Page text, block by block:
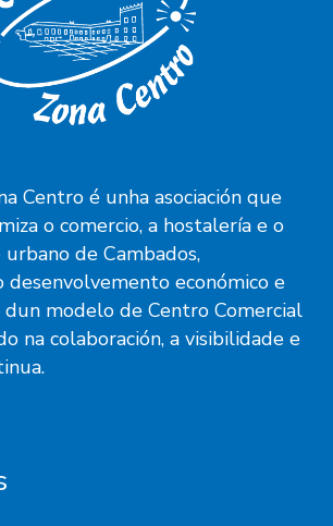
Centro é unha asociación que
o comercio, a hostalería e o
de Cambados,
desenvolvemento económico e
dun modelo de Centro Comercial
na colaboración, a visibilidade e